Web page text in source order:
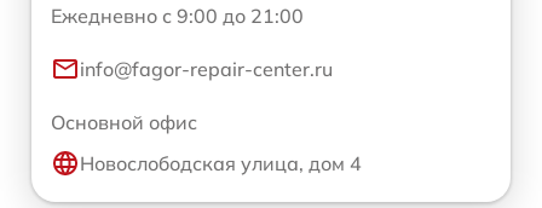
Ежедневно с 9:00 до 21:00
info@fagor-repair-center.ru
Основной офис
Новослободская улица, дом 4